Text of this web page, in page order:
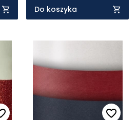
Do koszyka